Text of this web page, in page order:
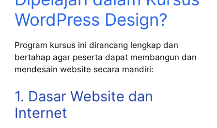
WordPress Design?
Program kursus ini dirancang lengkap dan
bertahap agar peserta dapat membangun dan
mendesain website secara mandiri:
1. Dasar Website dan
Internet